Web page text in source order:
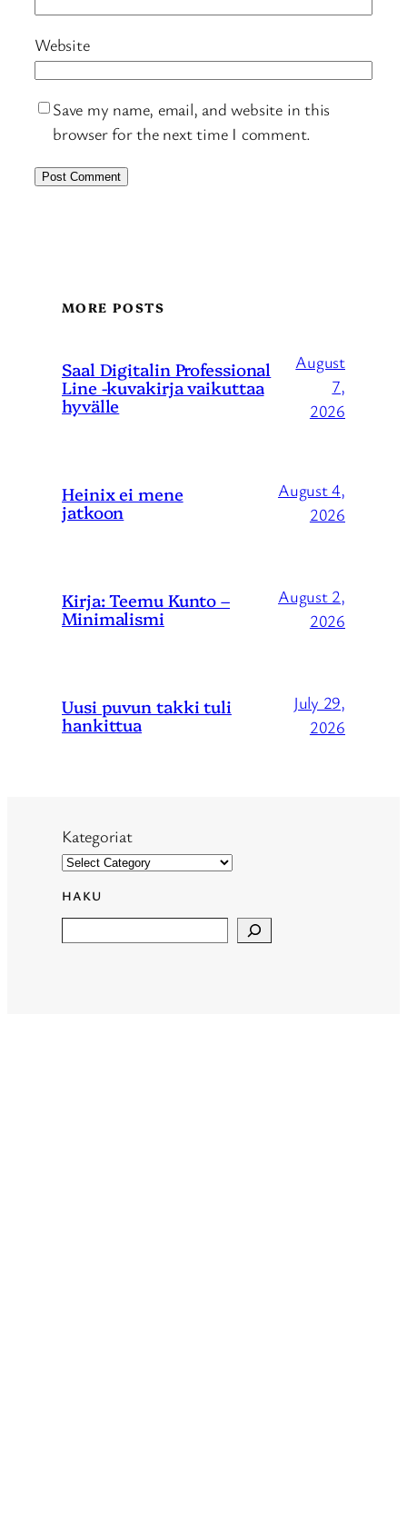
Website
Save my name, email, and website in this
browser for the next time I comment.
MORE POSTS
Saal Digitalin Professional
Line -kuvakirja vaikuttaa
hyvälle
August
7,
2026
Heinix ei mene
jatkoon
August 4,
2026
Kirja: Teemu Kunto –
Minimalismi
August 2,
2026
Uusi puvun takki tuli
hankittua
July 29,
2026
Kategoriat
HAKU